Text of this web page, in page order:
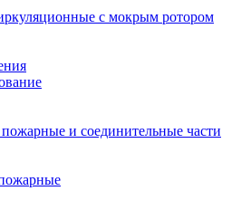
с мокрым ротором
и соединительные части